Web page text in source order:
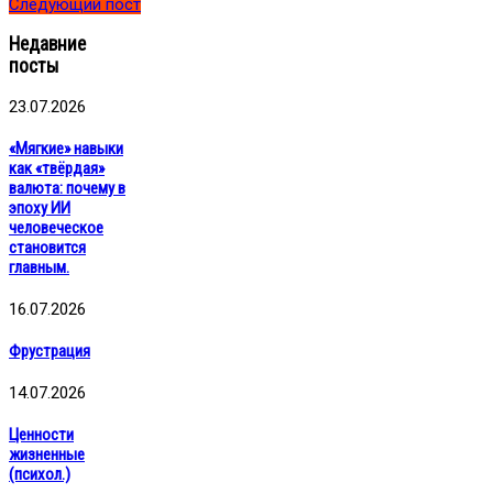
Следующий пост
Недавние
посты
23.07.2026
«Мягкие» навыки
как «твёрдая»
валюта: почему в
эпоху ИИ
человеческое
становится
главным.
16.07.2026
Фрустрация
14.07.2026
Ценности
жизненные
(психол.)